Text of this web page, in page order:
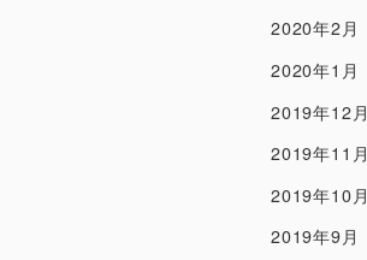
2020年2月
2020年1月
2019年12月
2019年11月
2019年10月
2019年9月